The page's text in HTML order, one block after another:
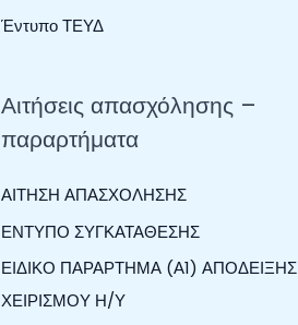
σ
η
α
:
Έντυπο ΤΕΥΔ
Αιτήσεις απασχόλησης –
παραρτήματα
ΑΙΤΗΣΗ ΑΠΑΣΧΟΛΗΣΗΣ
ΕΝΤΥΠΟ ΣΥΓΚΑΤΑΘΕΣΗΣ
ΕΙΔΙΚΟ ΠΑΡΑΡΤΗΜΑ (Α1) ΑΠΟΔΕΙΞΗΣ
ΧΕΙΡΙΣΜΟΥ Η/Υ